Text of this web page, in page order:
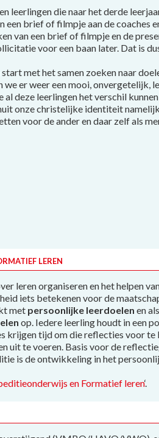
leerlingen die naar het derde
een brief of filmpje aan de coaches
van een brief of filmpje en de
voor een baan later. Dat is
met het samen zoeken naar
we er weer een mooi, onvergetelijk,
deze leerlingen het verschil
onze christelijke identiteit
voor de ander en daar zelf als
LEREN
leren organiseren en het helpen
iets betekenen voor de
met persoonlijke leerdoelen en
op. Iedere leerling houdt in een
krijgen tijd om die reflecties voor te
uit te voeren. Basis voor de
is de ontwikkeling in het
en Formatief leren‘.